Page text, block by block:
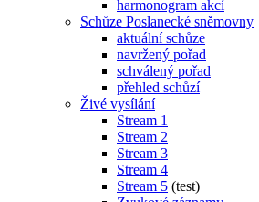
harmonogram akcí
Schůze Poslanecké sněmovny
aktuální schůze
navržený pořad
schválený pořad
přehled schůzí
Živé vysílání
Stream 1
Stream 2
Stream 3
Stream 4
Stream 5 (test)